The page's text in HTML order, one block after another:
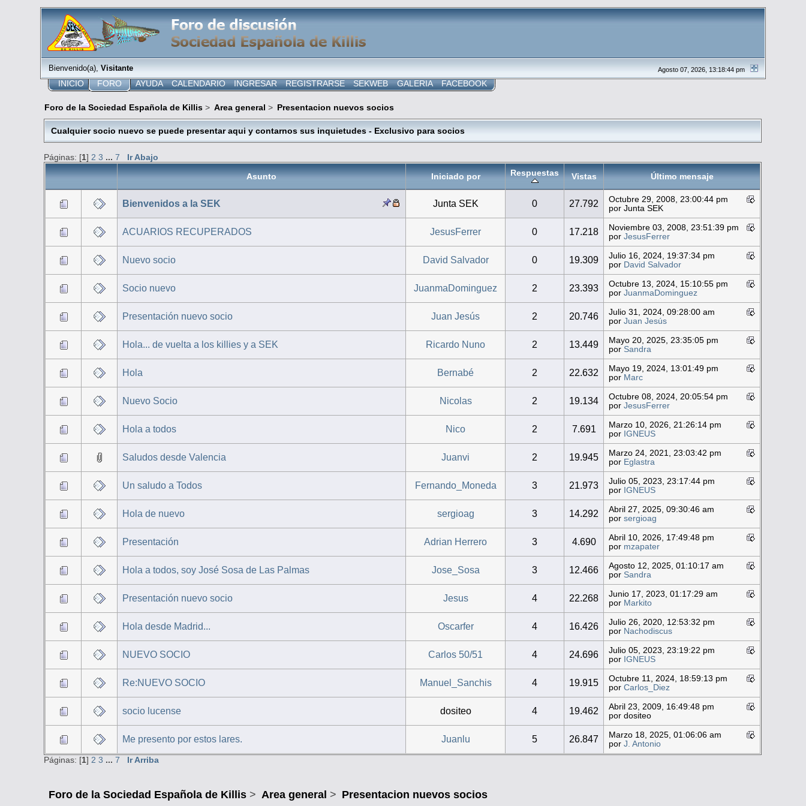
Agosto 07, 2026, 13:18:44 pm
Bienvenido(a), Visitante
INICIO FORO AYUDA CALENDARIO INGRESAR REGISTRARSE SEKWEB GALERIA FACEBOOK
Foro de la Sociedad Española de Killis> Area general > Presentacion nuevos socios
Cualquier socio nuevo se puede presentar aqui y contarnos sus inquietudes - Exclusivo para socios
Páginas: [1]2 3 ...7
Ir Abajo
Asunto
Iniciado por Respuestas Vistas Último mensaje
Bienvenidos a la SEK Junta SEK 0 27.792
Octubre 29, 2008, 23:00:44 pm
por Junta SEK
ACUARIOS RECUPERADOS JesusFerrer 0 17.218
Noviembre 03, 2008, 23:51:39 pm
porJesusFerrer
Nuevo socio David Salvador 0 19.309
Julio 16, 2024, 19:37:34 pm
por David Salvador
Socio nuevo JuanmaDominguez 2 23.393
Octubre 13, 2024, 15:10:55 pm
porJuanmaDominguez
Presentación nuevo socio Juan Jesús 2 20.746
Julio 31, 2024, 09:28:00 am
porJuan Jesús
Hola... de vuelta a los killies y a SEK Ricardo Nuno 2 13.449
Mayo 20, 2025, 23:35:05 pm
por Sandra
Hola Bernabé 2 22.632
Mayo 19, 2024, 13:01:49 pm
por Marc
Nuevo Socio Nicolas 2 19.134
Octubre 08, 2024, 20:05:54 pm
porJesusFerrer
Hola a todos Nico 2 7.691
Marzo 10, 2026, 21:26:14 pm
por IGNEUS
Saludos desde Valencia Juanvi 2 19.945
Marzo 24, 2021, 23:03:42 pm
por Eglastra
Un saludo a Todos Fernando_Moneda 3 21.973
Julio 05, 2023, 23:17:44 pm
por IGNEUS
Hola de nuevo sergioag 3 14.292
Abril 27, 2025, 09:30:46 am
porsergioag
Presentación Adrian Herrero 3 4.690
Abril 10, 2026, 17:49:48 pm
por mzapater
Hola a todos, soy José Sosa de Las Palmas Jose_Sosa 3 12.466
Agosto 12, 2025, 01:10:17 am
por Sandra
Presentación nuevo socio Jesus 4 22.268
Junio 17, 2023, 01:17:29 am
por Markito
Hola desde Madrid... Oscarfer 4 16.426
Julio 26, 2020, 12:53:32 pm
por Nachodiscus
NUEVO SOCIO Carlos 50/51 4 24.696
Julio 05, 2023, 23:19:22 pm
por IGNEUS
Re:NUEVO SOCIO Manuel_Sanchis 4 19.915
Octubre 11, 2024, 18:59:13 pm
porCarlos_Diez
socio lucense dositeo 4 19.462
Abril 23, 2009, 16:49:48 pm
por dositeo
Me presento por estos lares. Juanlu 5 26.847
Marzo 18, 2025, 01:06:06 am
porJ. Antonio
Páginas: [1]2 3 ...7 Ir Arriba
Foro de la Sociedad Española de Killis > Area general > Presentacion nuevos socios